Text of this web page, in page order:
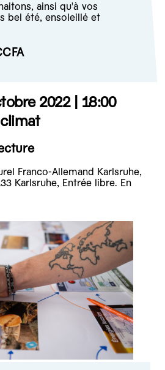
ainsi qu'à vos
bel été, ensoleillé et
2022 | 18:00
Franco-Allemand Karlsruhe,
Karlsruhe, Entrée libre. En